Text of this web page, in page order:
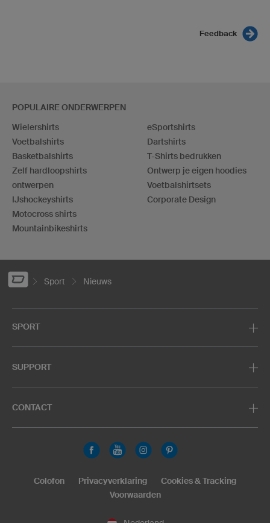
Feedback
POPULAIRE ONDERWERPEN
Wielershirts
Voetbalshirts
Basketbalshirts
Zelf hardloopshirts
ontwerpen
IJshockeyshirts
Motocross shirts
Mountainbikeshirts
eSportshirts
Dartshirts
T-Shirts bedrukken
Ontwerp je eigen hoodies
Voetbalshirtsets
Corporate Design
Sport Nieuws
SPORT
SUPPORT
CONTACT
Colofon Privacyverklaring
Cookies & Tracking
Voorwaarden